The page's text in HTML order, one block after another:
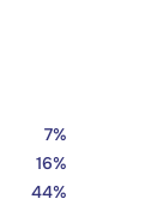
7%
16%
44%